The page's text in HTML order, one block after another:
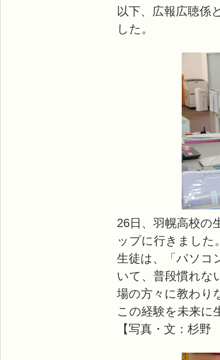
以下、広報広聴係
した。
26日、羽幌高校の
ップに行きました
生徒は、「パソコ
いて、普段慣れな
場の方々に教わり
この経験を未来に
【写真・文：杉